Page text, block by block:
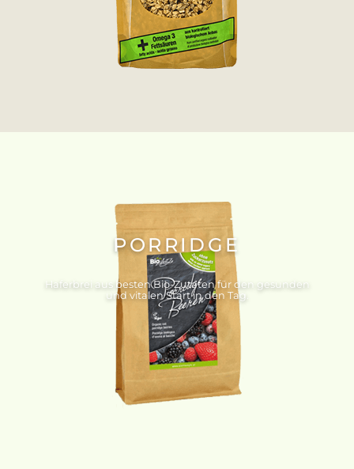
PORRIDGE
Haferbrei aus besten Bio-Zutaten für den gesunden
und vitalen Start in den Tag.